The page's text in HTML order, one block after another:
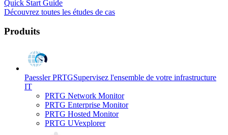
Quick Start Guide
Découvrez toutes les études de cas
Produits
Paessler PRTGSupervisez l'ensemble de votre infrastructure
IT
PRTG Network Monitor
PRTG Enterprise Monitor
PRTG Hosted Monitor
PRTG UVexplorer